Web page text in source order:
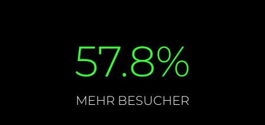
57.8%
MEHR BESUCHER